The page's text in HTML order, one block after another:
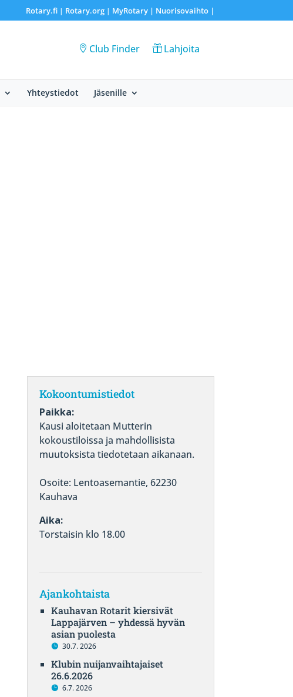
Rotary.fi| Rotary.org| MyRotary | Nuorisovaihto|
Club Finder Lahjoita
Yhteystiedot Jäsenille
Kokoontumistiedot
Paikka:
Kausi aloitetaan Mutterin
kokoustiloissa ja mahdollisista
muutoksista tiedotetaan aikanaan.
Osoite: Lentoasemantie, 62230
Kauhava
Aika:
Torstaisin klo 18.00
Ajankohtaista
Kauhavan Rotarit kiersivät
Lappajärven – yhdessä hyvän
asian puolesta
30.7. 2026
Klubin nuijanvaihtajaiset
26.6.2026
6.7. 2026